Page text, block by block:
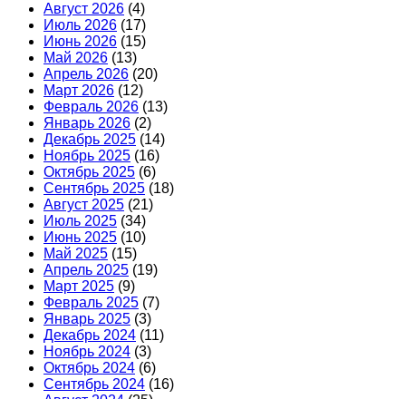
Август 2026 (4)
Июль 2026 (17)
Июнь 2026 (15)
Май 2026 (13)
Апрель 2026 (20)
Март 2026 (12)
Февраль 2026 (13)
Январь 2026 (2)
Декабрь 2025 (14)
Ноябрь 2025 (16)
Октябрь 2025 (6)
Сентябрь 2025 (18)
Август 2025 (21)
Июль 2025 (34)
Июнь 2025 (10)
Май 2025 (15)
Апрель 2025 (19)
Март 2025 (9)
Февраль 2025 (7)
Январь 2025 (3)
Декабрь 2024 (11)
Ноябрь 2024 (3)
Октябрь 2024 (6)
Сентябрь 2024 (16)